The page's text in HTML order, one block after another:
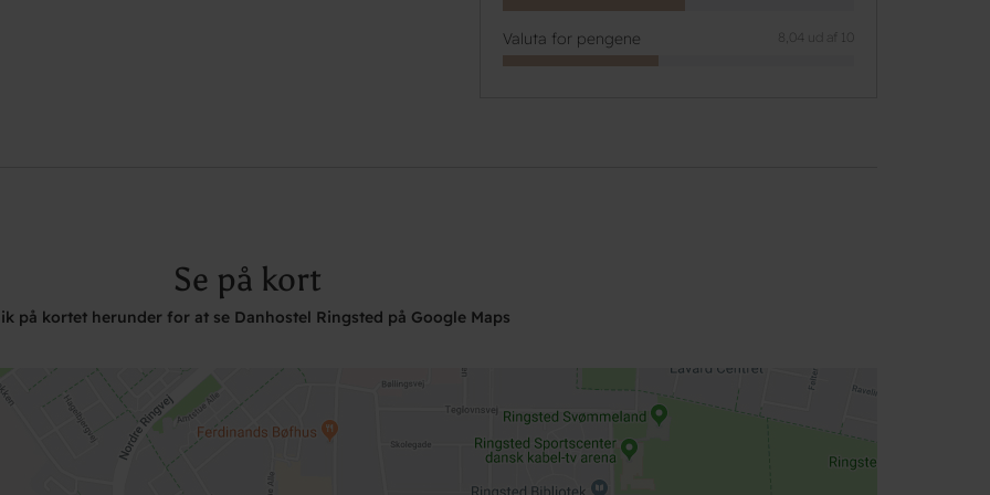
Valuta for pengene 8,04 ud af 10
Se på kort
på kortet herunder for at se Danhostel Ringsted på Google Maps